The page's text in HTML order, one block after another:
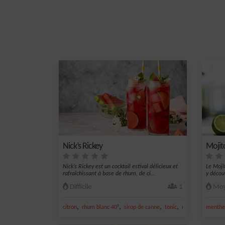
Nick’s Rickey
Nick’s Rickey est un cocktail estival délicieux et
rafraîchissant à base de rhum, de ci...
Difficile 1
citron, rhum blanc 40°, sirop de canne, tonic, nectar de citron
Le
y